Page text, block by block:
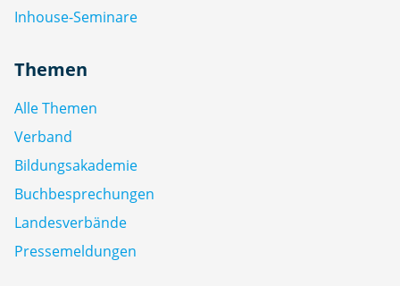
Inhouse-Seminare
Themen
Alle Themen
Verband
Bildungsakademie
Buchbesprechungen
Landesverbände
Pressemeldungen